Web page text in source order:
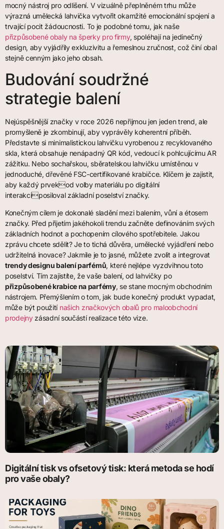
mocný nástroj pro odlišení. V vizuálně přeplněném trhu může
výrazná umělecká lahvička vytvořit okamžité emocionální spojení a
trvající pocit žádoucnosti. To je podobné tomu, jak naše
přizpůsobené obaly na šperky pro firmy, spoléhají na jedinečný
design, aby vyjádřily exkluzivitu a řemeslnou zručnost, což činí obal
stejně cenným jako jeho obsah.
Budování soudržné
strategie balení
Nejúspěšnější značky v roce 2026 nepřijmou jen jeden trend, ale
promyšleně je zkombinují, aby vyprávěly koherentní příběh.
Představte si minimalistickou lahvičku vyrobenou z recyklovaného
skla, která obsahuje nenápadný QR kód, vedoucí k pohlcujícímu AR
zážitku. Nebo sochařskou, sběratelskou lahvičku umístěnou v
jednoduché, dřevěné FSC-certifikované krabičce. Klíčem je zajistit,
aby každý prvekod volby materiálu po digitální
interakciposiloval základní poselství značky.
Konečným cílem je dokonalé sladění mezi balením, vůní a étosem
značky. Před přijetím jakéhokoli trendu začněte definováním svých
základních hodnot a pochopením cílového spotřebitele. Jakou
zprávu chcete sdělit? Je to tichá důvěra, umělecké vyjádření nebo
udržitelná inovace? Jakmile je to jasné, můžete zvolit a integrovat
trendy designu balení parfémů, které nejlépe vyzdvihnou toto
poselství. Tím zajistíte, že vaše balení, od lahvičky po
přizpůsobené krabice na parfémy, se stane mocným obchodním
nástrojem. Přemýšlením o tom, jak bude konečný produkt vypadat,
může být použití našich značkových obalů pro maloobchodní
prodejnyzásadní součástí realizace této vize.
Digitální tisk vs ofsetový tisk: která metoda se hodí
pro vaše obaly?